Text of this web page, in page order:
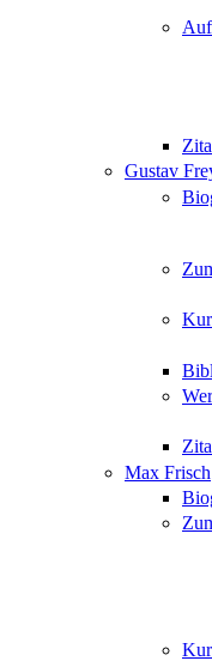
Gustav
Max Frisch